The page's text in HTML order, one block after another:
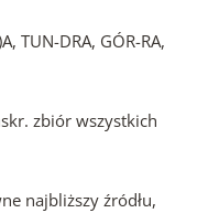
TUN-DRA, GÓR-RA,
zbiór wszystkich
najbliższy źródłu,